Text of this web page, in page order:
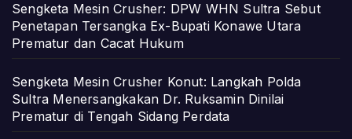
Sengketa Mesin Crusher: DPW WHN Sultra Sebut
Penetapan Tersangka Ex-Bupati Konawe Utara
Prematur dan Cacat Hukum
Sengketa Mesin Crusher Konut: Langkah Polda
Sultra Menersangkakan Dr. Ruksamin Dinilai
Prematur di Tengah Sidang Perdata